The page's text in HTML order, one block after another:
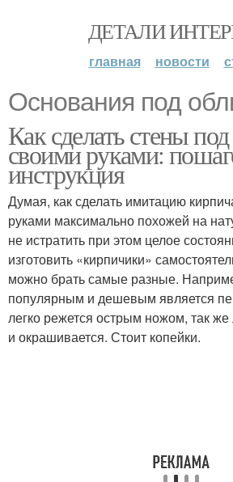
ДЕТАЛИ
главная новости
Основания под
Как сделать стены
своими руками:
инструкция
Думая, как сделать имитацию
руками максимально похожей на
не истратить при этом целое
изготовить «кирпичики»
можно брать самые разные.
популярным и дешевым является
легко режется острым ножом, так же
и окрашивается. Стоит копейки.